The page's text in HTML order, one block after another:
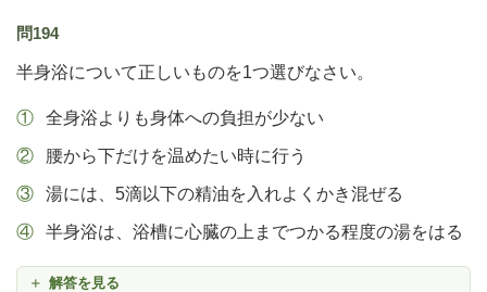
問194
半身浴について正しいものを1つ選びなさい。
全身浴よりも身体への負担が少ない
腰から下だけを温めたい時に行う
湯には、5滴以下の精油を入れよくかき混ぜる
半身浴は、浴槽に心臓の上までつかる程度の湯をはる
解答を見る